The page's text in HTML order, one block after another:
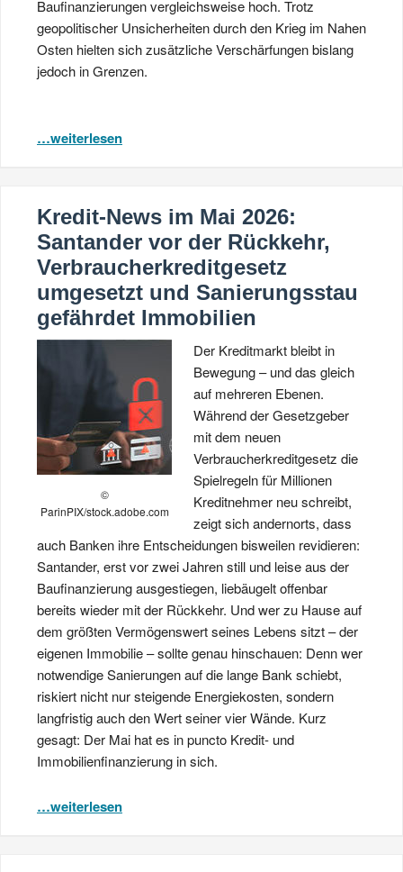
Baufinanzierungen vergleichsweise hoch. Trotz
geopolitischer Unsicherheiten durch den Krieg im Nahen
Osten hielten sich zusätzliche Verschärfungen bislang
jedoch in Grenzen.
…weiterlesen
Kredit-News im Mai 2026:
Santander vor der Rückkehr,
Verbraucherkreditgesetz
umgesetzt und Sanierungsstau
gefährdet Immobilien
©
ParinPIX/stock.adobe.com
Der Kreditmarkt bleibt in
Bewegung – und das gleich
auf mehreren Ebenen.
Während der Gesetzgeber
mit dem neuen
Verbraucherkreditgesetz die
Spielregeln für Millionen
Kreditnehmer neu schreibt,
zeigt sich andernorts, dass
auch Banken ihre Entscheidungen bisweilen revidieren:
Santander, erst vor zwei Jahren still und leise aus der
Baufinanzierung ausgestiegen, liebäugelt offenbar
bereits wieder mit der Rückkehr. Und wer zu Hause auf
dem größten Vermögenswert seines Lebens sitzt – der
eigenen Immobilie – sollte genau hinschauen: Denn wer
notwendige Sanierungen auf die lange Bank schiebt,
riskiert nicht nur steigende Energiekosten, sondern
langfristig auch den Wert seiner vier Wände. Kurz
gesagt: Der Mai hat es in puncto Kredit- und
Immobilienfinanzierung in sich.
…weiterlesen